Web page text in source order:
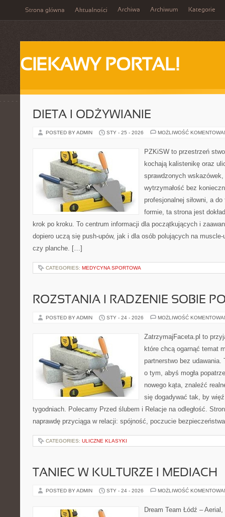
Strona główna Aktualności Archiwa Archiwum Kategorie
CIEKAWY PORTAL!
DIETA I ODŻYWIANIE
POSTED BY ADMIN STY - 25 - 2026 MOŻLIWOŚĆ
PZKiSW to przestrzeń
kochają kalistenikę oraz
sprawdzonych
wytrzymałość bez
profesjonalnej siłowni, a
formie, ta strona jest
krok po kroku. To centrum informacji dla początkujących i
dopiero uczą się push-upów, jak i dla osób polujących na
czy planche. […]
CATEGORIES: MEDYCYNA SPORTOWA
ROZSTANIA I RADZENIE SOBIE
POSTED BY ADMIN STY - 24 - 2026 MOŻLIWOŚĆ
ZatrzymajFaceta.pl to
które chcą ogarnąć temat
partnerstwo bez udawania.
o tym, abyś mogła
nowego kąta, znaleźć
się dogadywać tak, by
tygodniach. Polecamy Przed ślubem i Relacje na odległość.
naprawdę przyciąga w relacji: spójność, poczucie
CATEGORIES: ULICZNE KLASYKI
TANIEC W KULTURZE I MEDIACH
POSTED BY ADMIN STY - 24 - 2026 MOŻLIWOŚĆ
Dream Team Łódź –